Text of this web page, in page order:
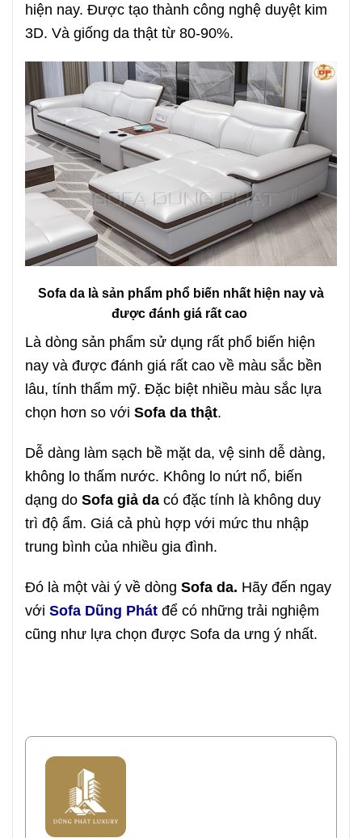
hiện nay. Được tạo thành công nghệ duyệt kim
3D. Và giống da thật từ 80-90%.
Sofa da là sản phẩm phổ biến nhất hiện nay và
được đánh giá rất cao
Là dòng sản phẩm sử dụng rất phổ biến hiện
nay và được đánh giá rất cao về màu sắc bền
lâu, tính thẩm mỹ. Đặc biệt nhiều màu sắc lựa
chọn hơn so với Sofa da thật.
Dễ dàng làm sạch bề mặt da, vệ sinh dễ dàng,
không lo thấm nước. Không lo nứt nổ, biến
dạng do Sofa giả da có đặc tính là không duy
trì độ ẩm. Giá cả phù hợp với mức thu nhập
trung bình của nhiều gia đình.
Đó là một vài ý về dòng Sofa da. Hãy đến ngay
với Sofa Dũng Phát để có những trải nghiệm
cũng như lựa chọn được Sofa da ưng ý nhất.